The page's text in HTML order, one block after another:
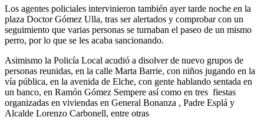
Los agentes policiales intervinieron también ayer tarde noche en la
plaza Doctor Gómez Ulla, tras ser alertados y comprobar con un
seguimiento que varias personas se turnaban el paseo de un mismo
perro, por lo que se les acaba sancionando.
Asimismo la Policía Local acudió a disolver de nuevo grupos de
personas reunidas, en la calle Marta Barrie, con niños jugando en la
vía pública, en la avenida de Elche, con gente hablando sentada en
un banco, en Ramón Gómez Sempere así como en tres fiestas
organizadas en viviendas en General Bonanza , Padre Esplá y
Alcalde Lorenzo Carbonell, entre otras